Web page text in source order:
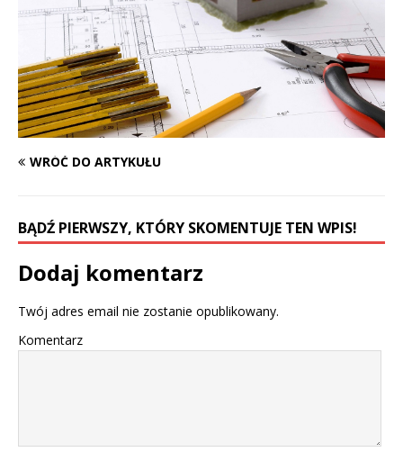
WRÓĆ DO ARTYKUŁU
BĄDŹ PIERWSZY, KTÓRY SKOMENTUJE TEN WPIS!
Dodaj komentarz
Twój adres email nie zostanie opublikowany.
Komentarz